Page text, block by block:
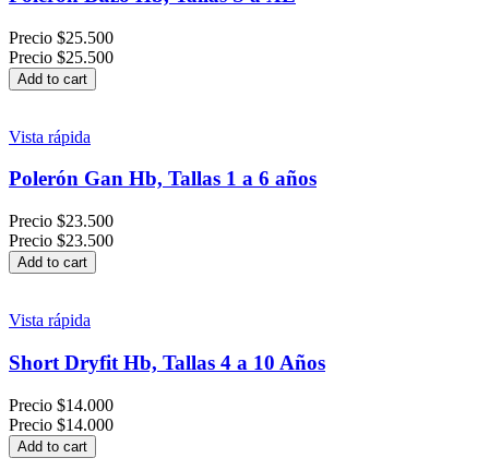
Precio $25.500
Precio $25.500
Add to cart
Vista rápida
Polerón Gan Hb, Tallas 1 a 6 años
Precio $23.500
Precio $23.500
Add to cart
Vista rápida
Short Dryfit Hb, Tallas 4 a 10 Años
Precio $14.000
Precio $14.000
Add to cart